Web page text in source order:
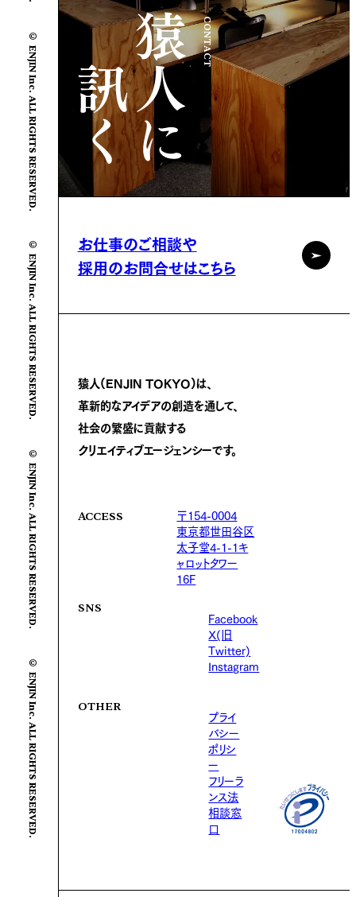
© ENJIN Inc. ALL RIGHTS RESERVED.
© ENJIN Inc. ALL RIGHTS RESERVED.
© ENJIN Inc. ALL RIGHTS RESERVED.
© ENJIN Inc. ALL RIGHTS RESERVED.
CONTACT
お仕事のご相談や
採用のお問合せはこちら
猿人(ENJIN TOKYO)は、
革新的なアイデアの創造を通して、
社会の繁盛に貢献する
クリエイティブエージェンシーです。
ACCESS
〒154-0004
東京都世田谷区
太子堂4-1-1キ
ャロットタワー
16F
SNS
Facebook
X(旧
Twitter)
Instagram
OTHER
プライ
バシー
ポリシ
ー
フリーラ
ンス法
相談窓
口